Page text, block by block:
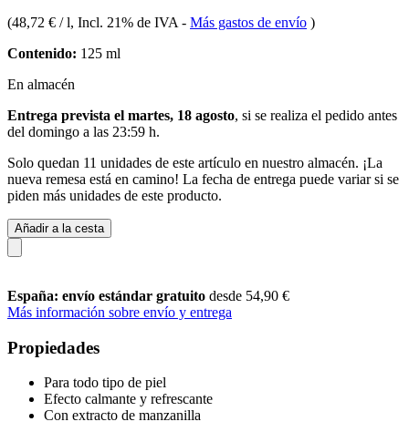
(48,72 € / l, Incl. 21% de IVA - Más gastos de envío )
Contenido: 125 ml
En almacén
Entrega prevista el martes, 18 agosto, si se realiza el pedido antes
del domingo a las 23:59 h.
Solo quedan 11 unidades de este artículo en nuestro almacén. ¡La
nueva remesa está en camino! La fecha de entrega puede variar si se
piden más unidades de este producto.
Añadir a la cesta
España: envío estándar gratuito desde 54,90 €
Más información sobre envío y entrega
Propiedades
Para todo tipo de piel
Efecto calmante y refrescante
Con extracto de manzanilla